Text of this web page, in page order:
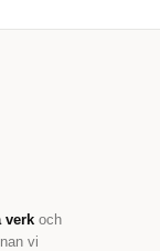
verk och
vi